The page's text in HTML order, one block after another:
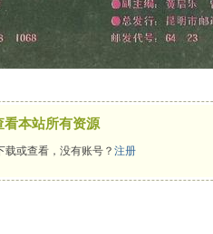
看本站所有资源
或查看，没有账号？ 注册